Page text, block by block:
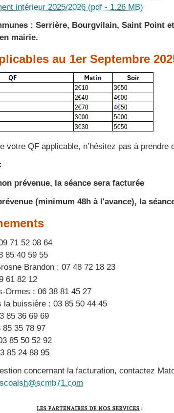
intérieur 2025/2026(pdf - 1.26 MB)
: Serrière, Bourgvilain, Saint Point
mairie.
au 1er Septembre
votre QF applicable, n’hésitez pas à
prévenue, la séance sera facturée
(minimum 48h à l'avance), la
71 52 08 64
85 40 59 55
Brandon : 07 48 72 18 23
61 82 12
Ormes : 06 38 81 45 27
la buissière : 03 85 50 44 45
85 36 69 69
35 78 97
85 50 52 92
85 24 88 95
concernant la facturation, contactez